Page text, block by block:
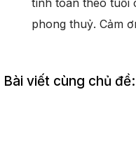
phong thuỷ. Cảm
Bài viết cùng chủ đề: